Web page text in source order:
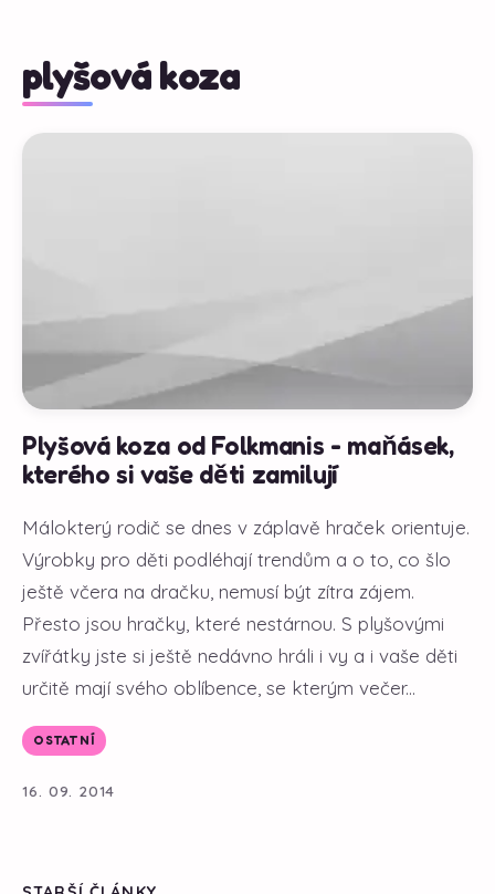
plyšová koza
Plyšová koza od Folkmanis - maňásek,
kterého si vaše děti zamilují
Málokterý rodič se dnes v záplavě hraček orientuje.
Výrobky pro děti podléhají trendům a o to, co šlo
ještě včera na dračku, nemusí být zítra zájem.
Přesto jsou hračky, které nestárnou. S plyšovými
zvířátky jste si ještě nedávno hráli i vy a i vaše děti
určitě mají svého oblíbence, se kterým večer...
OSTATNÍ
16. 09. 2014